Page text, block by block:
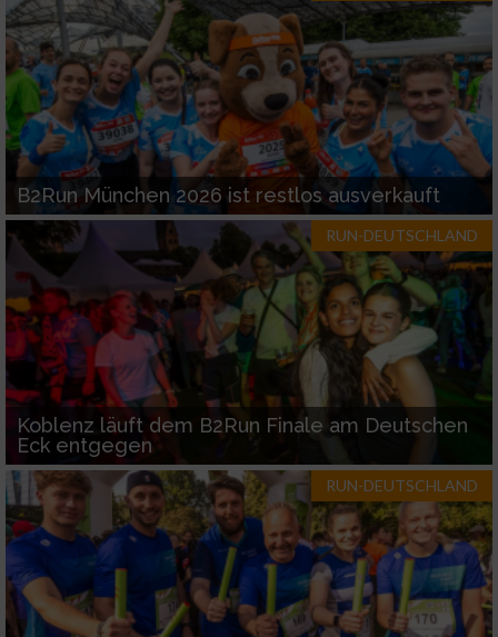
B2Run München 2026 ist restlos ausverkauft
RUN-DEUTSCHLAND
Koblenz läuft dem B2Run Finale am Deutschen
Eck entgegen
RUN-DEUTSCHLAND